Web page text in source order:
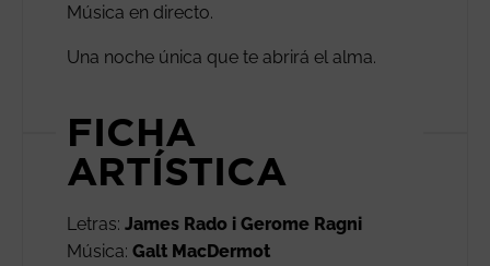
Música en directo.
Una noche única que te abrirá el alma.
FICHA
ARTÍSTICA
Letras: James Rado i Gerome Ragni
Música: Galt MacDermot